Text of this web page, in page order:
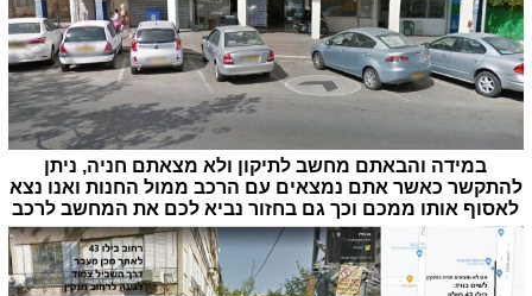
במידה והבאתם מחשב לתיקון ולא מצאתם חניה, ניתן
להתקשר כאשר אתם נמצאים עם הרכב ממול החנות ואנו נצא
לאסוף אותו ממכם וכך גם בחזור נביא לכם את המחשב לרכב